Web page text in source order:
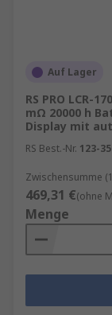
Auf Lager
RS PRO LCR-
mΩ 20000 h
Display mit
RS Best.-Nr. 123-
Zwischensumme
469,31 €(ohne
Menge